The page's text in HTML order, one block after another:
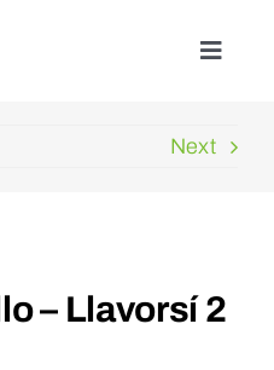
Toggle
Next
– Llavorsí 2